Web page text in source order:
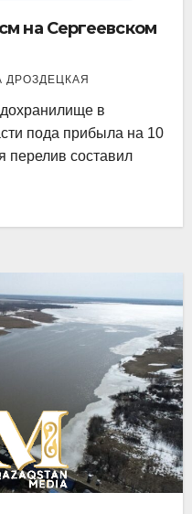
на Сергеевском
ДРОЗДЕЦКАЯ
в
пода прибыла на 10
перелив составил